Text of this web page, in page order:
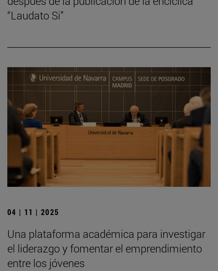
“Laudato Si”
04 | 11 | 2025
Una plataforma académica para investigar
el liderazgo y fomentar el emprendimiento
entre los jóvenes